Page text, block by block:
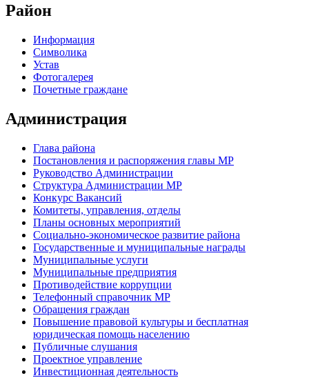
Район
Информация
Символика
Устав
Фотогалерея
Почетные граждане
Администрация
Глава района
Постановления и распоряжения главы МР
Руководство Администрации
Структура Администрации МР
Конкурс Вакансий
Комитеты, управления, отделы
Планы основных мероприятий
Социально-экономическое развитие района
Государственные и муниципальные награды
Муниципальные услуги
Муниципальные предприятия
Противодействие коррупции
Телефонный справочник МР
Обращения граждан
Повышение правовой культуры и бесплатная
юридическая помощь населению
Публичные слушания
Проектное управление
Инвестиционная деятельность